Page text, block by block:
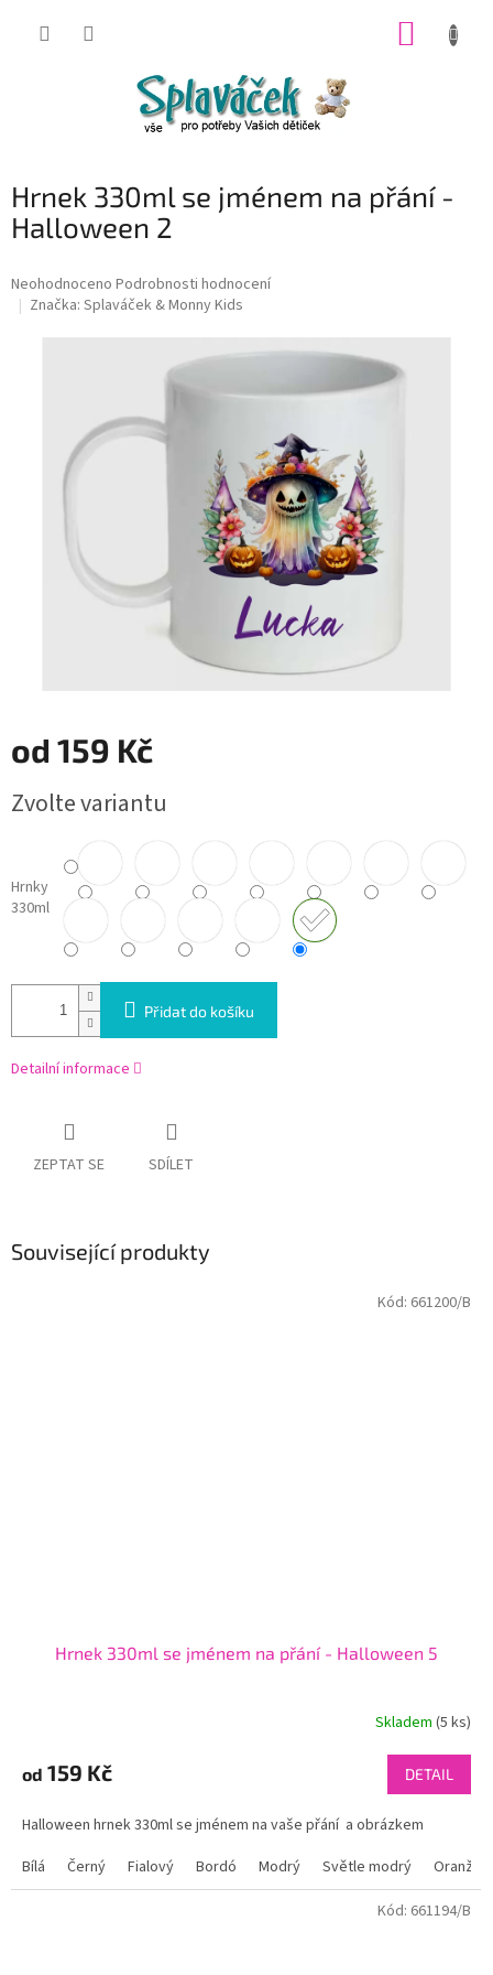
Hrnek 330ml se jménem na přání -
Halloween 2
Průměrné
hodnocení
Neohodnoceno Podrobnosti hodnocení
Značka: Splaváček & Monny Kids
od 159 Kč
cena:
Zvolte variantu
Hrnky
330ml
Přidat do košíku
Detailní informace
ZEPTAT SE SDÍLET
Související produkty
Hrnek 330ml se jménem na přání - Halloween 5
Skladem (5 ks)
od 159 Kč DETAIL
Halloween hrnek 330ml se jménem na vaše přání a obrázkem
Bílá
Černý Fialový Bordó Modrý Světle modrý
Kód: 661200/B
Kód: 661194/B